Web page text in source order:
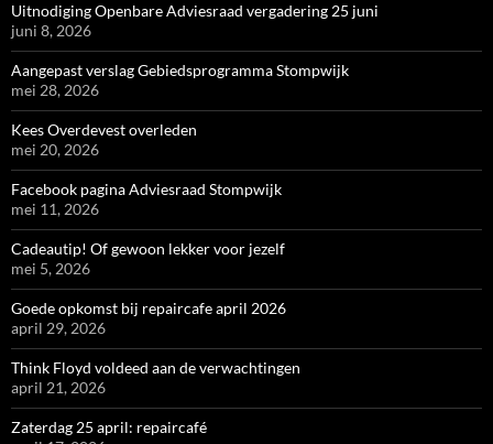
Uitnodiging Openbare Adviesraad vergadering 25 juni
juni 8, 2026
Aangepast verslag Gebiedsprogramma Stompwijk
mei 28, 2026
Kees Overdevest overleden
mei 20, 2026
Facebook pagina Adviesraad Stompwijk
mei 11, 2026
Cadeautip! Of gewoon lekker voor jezelf
mei 5, 2026
Goede opkomst bij repaircafe april 2026
april 29, 2026
Think Floyd voldeed aan de verwachtingen
april 21, 2026
Zaterdag 25 april: repaircafé